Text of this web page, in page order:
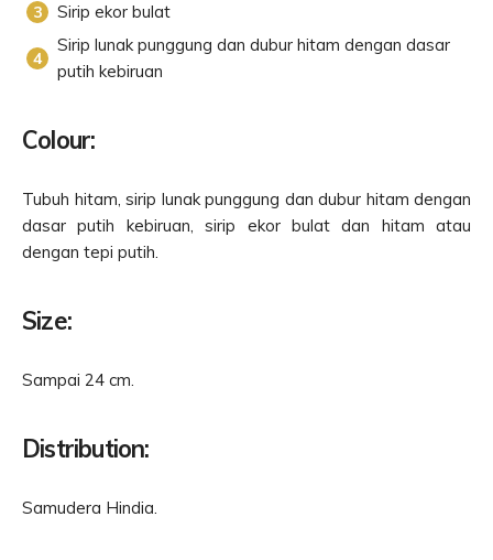
Sirip ekor bulat
Sirip lunak punggung dan dubur hitam dengan dasar
putih kebiruan
Colour:
Tubuh hitam, sirip lunak punggung dan dubur hitam dengan
dasar putih kebiruan, sirip ekor bulat dan hitam atau
dengan tepi putih.
Size:
Sampai 24 cm.
Distribution:
Samudera Hindia.